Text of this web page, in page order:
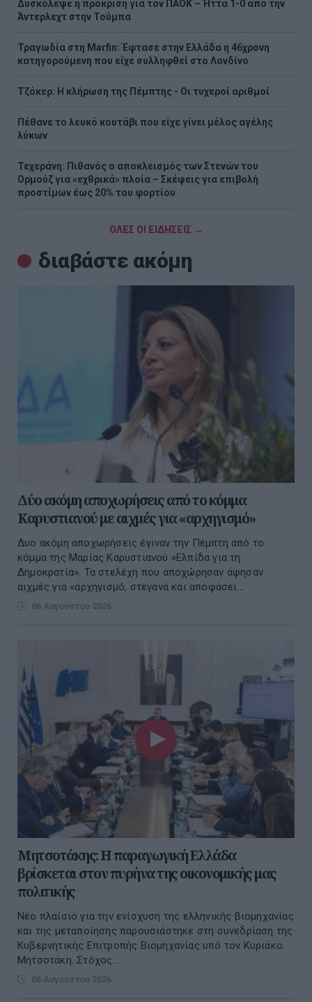
Δυσκόλεψε η πρόκριση για τον ΠΑΟΚ – Ήττα 1-0 από την
Άντερλεχτ στην Τούμπα
Τραγωδία στη Marfin: Έφτασε στην Ελλάδα η 46χρονη
κατηγορούμενη που είχε συλληφθεί στο Λονδίνο
Τζόκερ: Η κλήρωση της Πέμπτης - Οι τυχεροί αριθμοί
Πέθανε το λευκό κουτάβι που είχε γίνει μέλος αγέλης
λύκων
Τεχεράνη: Πιθανός ο αποκλεισμός των Στενών του
Ορμούζ για «εχθρικά» πλοία – Σκέψεις για επιβολή
προστίμων έως 20% του φορτίου
ΟΛΕΣ ΟΙ ΕΙΔΗΣΕΙΣ →
διαβάστε ακόμη
Δύο ακόμη αποχωρήσεις από το κόμμα
Καρυστιανού με αιχμές για «αρχηγισμό»
Δυο ακόμη αποχωρήσεις έγιναν την Πέμπτη από το
κόμμα της Μαρίας Καρυστιανού «Ελπίδα για τη
Δημοκρατία». Τα στελέχη που αποχώρησαν άφησαν
αιχμές για «αρχηγισμό, στεγανά και αποφάσει...
06 Αυγούστου 2026
Μητσοτάκης: Η παραγωγική Ελλάδα
βρίσκεται στον πυρήνα της οικονομικής μας
πολιτικής
Νέο πλαίσιο για την ενίσχυση της ελληνικής βιομηχανίας
και της μεταποίησης παρουσιάστηκε στη συνεδρίαση της
Κυβερνητικής Επιτροπής Βιομηχανίας υπό τον Κυριάκο
Μητσοτάκη. Στόχος...
06 Αυγούστου 2026